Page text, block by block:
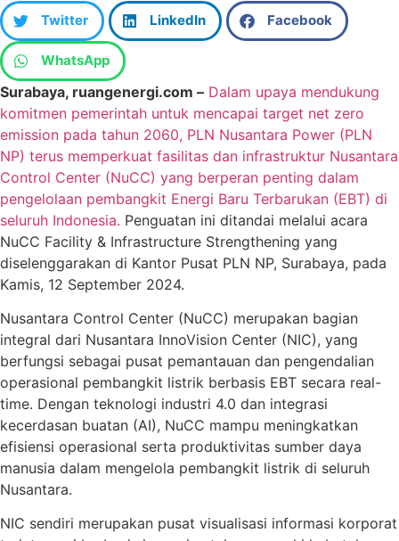
Twitter LinkedIn Facebook
WhatsApp
Surabaya, ruangenergi.com – Dalam upaya mendukung
komitmen pemerintah untuk mencapai target net zero
emission pada tahun 2060, PLN Nusantara Power (PLN
NP) terus memperkuat fasilitas dan infrastruktur Nusantara
Control Center (NuCC) yang berperan penting dalam
pengelolaan pembangkit Energi Baru Terbarukan (EBT) di
seluruh Indonesia. Penguatan ini ditandai melalui acara
NuCC Facility & Infrastructure Strengthening yang
diselenggarakan di Kantor Pusat PLN NP, Surabaya, pada
Kamis, 12 September 2024.
Nusantara Control Center (NuCC) merupakan bagian
integral dari Nusantara InnoVision Center (NIC), yang
berfungsi sebagai pusat pemantauan dan pengendalian
operasional pembangkit listrik berbasis EBT secara real-
time. Dengan teknologi industri 4.0 dan integrasi
kecerdasan buatan (AI), NuCC mampu meningkatkan
efisiensi operasional serta produktivitas sumber daya
manusia dalam mengelola pembangkit listrik di seluruh
Nusantara.
NIC sendiri merupakan pusat visualisasi informasi korporat